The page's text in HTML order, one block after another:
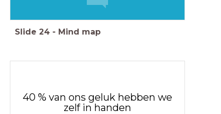
Slide 24 - Mind map
40 % van ons geluk hebben we
zelf in handen